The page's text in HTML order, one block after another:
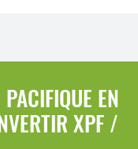
EN
XPF /